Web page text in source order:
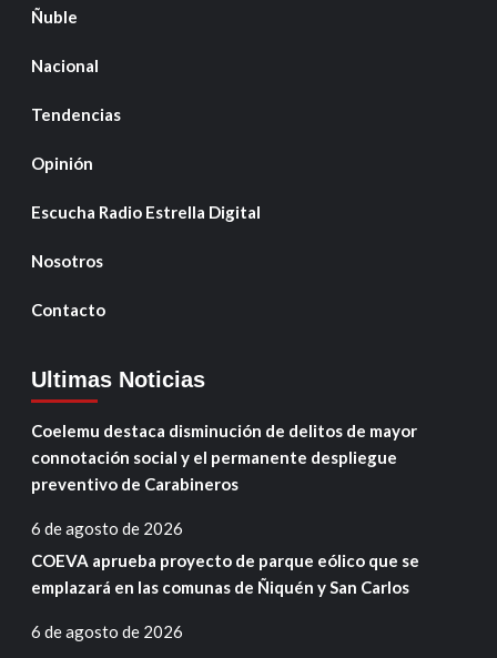
Ñuble
Nacional
Tendencias
Opinión
Escucha Radio Estrella Digital
Nosotros
Contacto
Ultimas Noticias
Coelemu destaca disminución de delitos de mayor
connotación social y el permanente despliegue
preventivo de Carabineros
6 de agosto de 2026
COEVA aprueba proyecto de parque eólico que se
emplazará en las comunas de Ñiquén y San Carlos
6 de agosto de 2026